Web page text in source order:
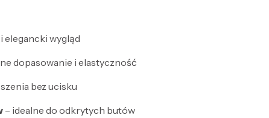
elegancki wygląd
dopasowanie i elastyczność
bez ucisku
– idealne do odkrytych butów